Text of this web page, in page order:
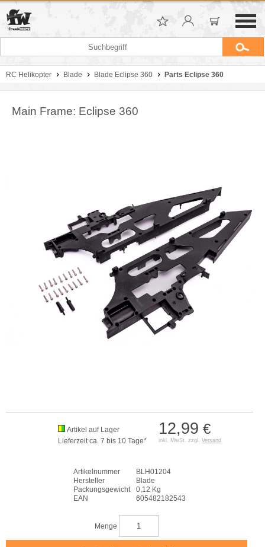
RC Helikopter Blade Blade Eclipse 360 Parts Eclipse 360
Main Frame: Eclipse 360
12,99 €
inkl. MwSt. zzgl. Versand
Artikel auf Lager
Lieferzeit ca. 7 bis 10 Tage*
Artikelnummer
BLH01204
Hersteller
Blade
Packungsgewicht
0,12 Kg
EAN
605482182543
Menge